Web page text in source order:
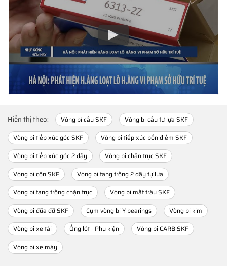
Hiển thị theo: Vòng bi cầu SKF
Vòng bi cầu tự lựa SKF
Vòng bi tiếp xúc góc SKF
Vòng bi tiếp xúc bốn điểm SKF
Vòng bi tiếp xúc góc 2 dãy
Vòng bi chặn trục SKF
Vòng bi côn SKF
Vòng bi tang trống 2 dãy tự lựa
Vòng bi tang trống chặn trục
Vòng bi mắt trâu SKF
Vòng bi đũa đỡ SKF
Cụm vòng bi Y-bearings
Vòng bi kim
Vòng bi xe tải
Ống lót - Phụ kiện
Vòng bi CARB SKF
Vòng bi xe máy